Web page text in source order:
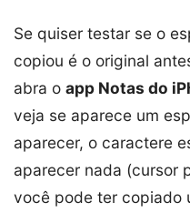
Se quiser testar se o
copiou é o original
abra o app Notas do
veja se aparece um
aparecer, o caractere
aparecer nada (cursor
você pode ter copiado